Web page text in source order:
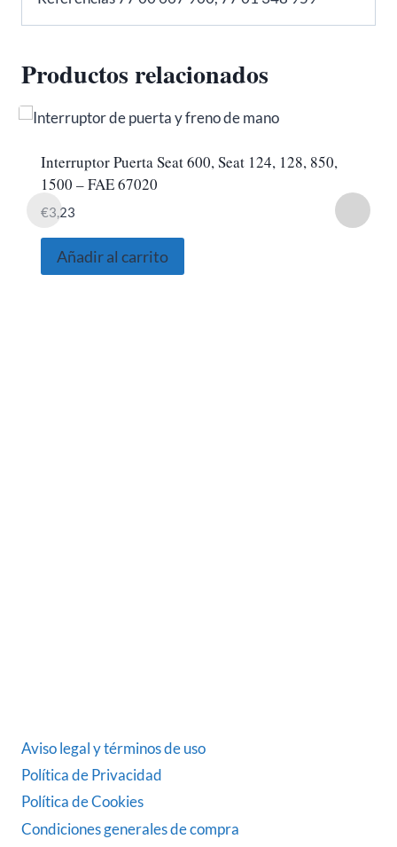
Productos relacionados
Interruptor Puerta Seat 600, Seat 124, 128, 850,
1500 – FAE 67020
€3,23
Añadir al carrito
Aviso legal y términos de uso
Política de Privacidad
Política de Cookies
Condiciones generales de compra